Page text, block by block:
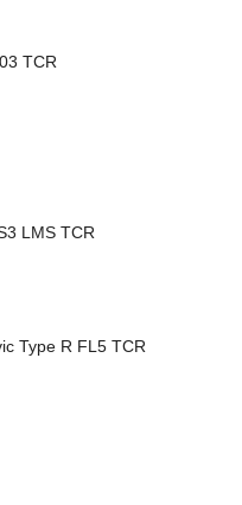
TCR
LMS TCR
Type R FL5 TCR